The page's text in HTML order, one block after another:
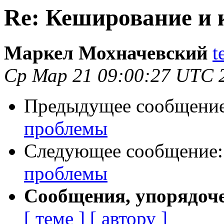
Re: Кеширование и
Маркел Мохначевский
Ср Мар 21 09:00:27 UTC
Предыдущее
проблемы
Следующее
проблемы
Сообщения,
[ теме ] [ автору ]